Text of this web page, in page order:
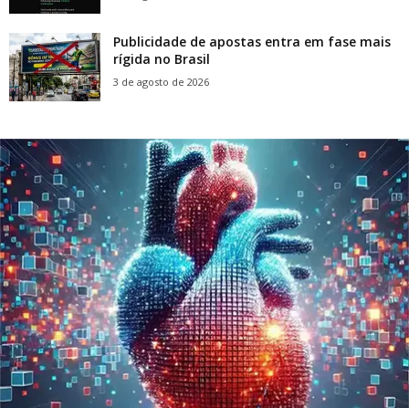
Publicidade de apostas entra em fase mais
rígida no Brasil
3 de agosto de 2026